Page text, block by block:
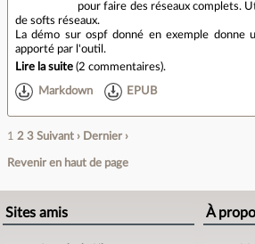
pour faire des réseaux complets.
de softs réseaux.
La démo sur ospf donné en exemple donne
apporté par l'outil.
Lire la suite (2 commentaires).
Markdown EPUB
1 2 3 Suivant › Dernier ›
Revenir en haut de page
Sites amis À